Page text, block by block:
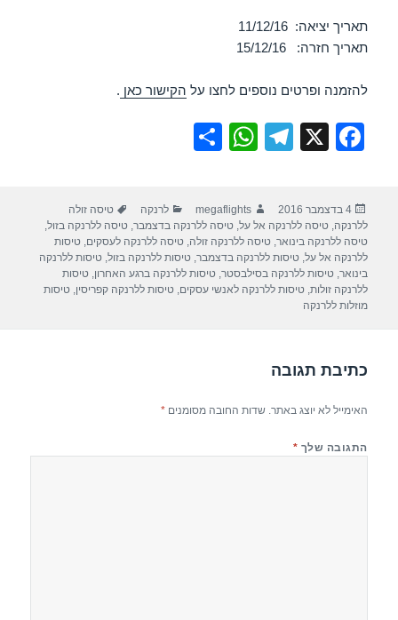
תאריך יציאה: 11/12/16
תאריך חזרה: 15/12/16
להזמנה ופרטים נוספים לחצו על הקישור כאן .
F
e
b
o
o
X
T
gr
a
m
W
s
A
p
e
פורסם
בתאריך
4 בדצמבר 2016 מחבר
megaflights קטגוריות
לרנקה תגיות
טיסה זולה
ללרנקה,טיסה ללרנקה אל על,טיסה ללרנקה בדצמבר,טיסה ללרנקה בזול,
טיסה ללרנקה בינואר,טיסה ללרנקה זולה,טיסה ללרנקה לעסקים,טיסות
ללרנקה אל על,טיסות ללרנקה בדצמבר,טיסות ללרנקה בזול,טיסות ללרנקה
בינואר,טיסות ללרנקה בסילבסטר,טיסות ללרנקה ברגע האחרון,טיסות
ללרנקה זולות,טיסות ללרנקה לאנשי עסקים,טיסות ללרנקה קפריסין,טיסות
מוזלות ללרנקה
כתיבת תגובה
האימייל לא יוצג באתר. שדות החובה מסומנים*
התגובה שלך *